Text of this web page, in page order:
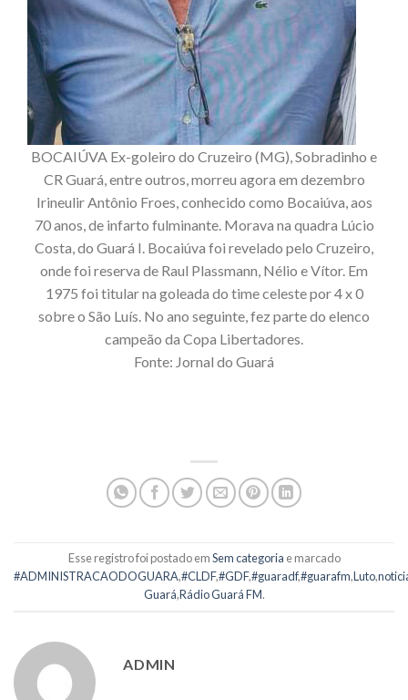
BOCAIÚVA Ex-goleiro do Cruzeiro (MG), Sobradinho e
CR Guará, entre outros, morreu agora em dezembro
Irineulir Antônio Froes, conhecido como Bocaiúva, aos
70 anos, de infarto fulminante. Morava na quadra Lúcio
Costa, do Guará I. Bocaiúva foi revelado pelo Cruzeiro,
onde foi reserva de Raul Plassmann, Nélio e Vítor. Em
1975 foi titular na goleada do time celeste por 4 x 0
sobre o São Luís. No ano seguinte, fez parte do elenco
campeão da Copa Libertadores.
Fonte: Jornal do Guará
Esse registro foi postado emSem categoria e marcado
#ADMINISTRACAODOGUARA,#CLDF,#GDF,#guaradf,#guarafm,Luto,
Guará,Rádio Guará FM.
ADMIN